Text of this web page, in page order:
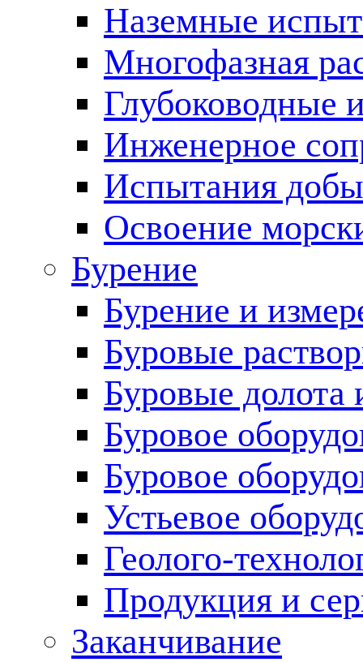
Наземные
Многофазная
Глубоководные
Инженерное
Испытания
Освоение
Бурение
Бурение и
Буровые
Буровые долота
Буровое
Буровое
Устьевое
Геолого-
Продукция и
Заканчивание